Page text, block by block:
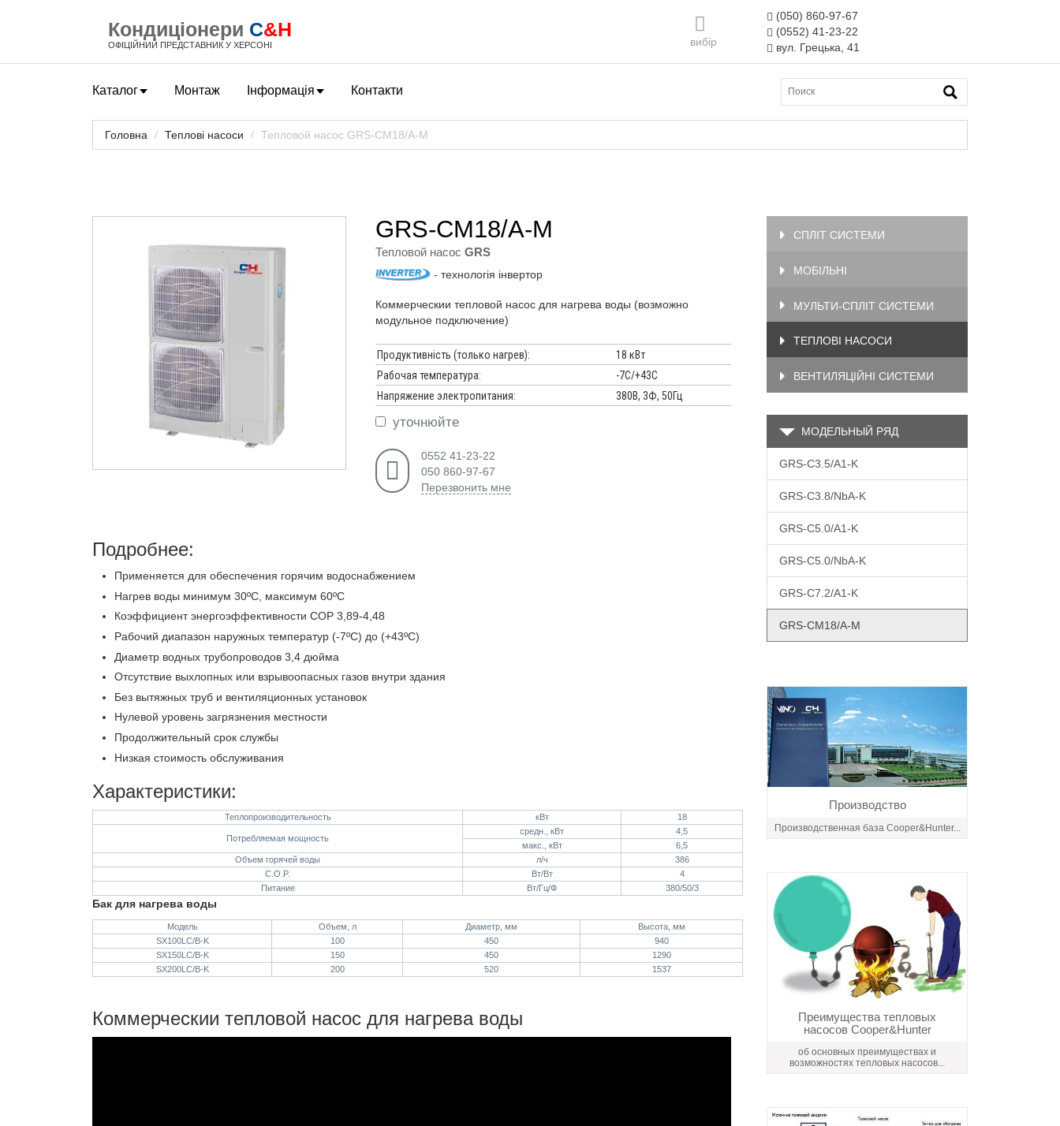
Кондиціонери C&H
ОФІЦІЙНИЙ ПРЕДСТАВНИК У ХЕРСОНІ вибір
(050) 860-97-67
(0552) 41-23-22
вул. Грецька, 41
Каталог Монтаж Інформація Контакти
Головна Теплові насоси Тепловой насос GRS-CM18/A-M
GRS-CM18/A-M
Тепловой насос GRS
- технологія інвертор
Коммерческии тепловой насос для нагрева воды (возможно
модульное подключение)
Продуктивність (только нагрев):
18 кВт
Рабочая температура:
-7С/+43С
Напряжение электропитания:
380В, 3Ф, 50Гц
уточнюйте
0552 41-23-22
050 860-97-67
Перезвонить мне
Подробнее:
Применяется для обеспечения горячим водоснабжением
Нагрев воды минимум 30ºС, максимум 60ºС
Коэффициент энергоэффективности СОР 3,89-4,48
Рабочий диапазон наружных температур (-7ºС) до (+43ºС)
Диаметр водных трубопроводов 3,4 дюйма
Отсутствие выхлопных или взрывоопасных газов внутри здания
Без вытяжных труб и вентиляционных установок
Нулевой уровень загрязнения местности
Продолжительный срок службы
Низкая стоимость обслуживания
Характеристики:
Теплопроизводительность кВт 18
Потребляемая мощность
средн., кВт
4,5
макс., кВт
6,5
Объем горячей воды
л/ч
386
C.O.P.
Вт/Вт
4
Питание
Вт/Гц/Ф 380/50/3
Бак для нагрева воды
Модель Объем, л Диаметр, мм
Высота, мм
SX100LC/B-K
100 450
940
SX150LC/B-K
150 450
1290
SX200LC/B-K
200 520 1537
Коммерческии тепловой насос для нагрева воды
СПЛІТ СИСТЕМИ
МОБІЛЬНІ
МУЛЬТИ-СПЛІТ СИСТЕМИ
ТЕПЛОВІ НАСОСИ
ВЕНТИЛЯЦІЙНІ СИСТЕМИ
МОДЕЛЬНЫЙ РЯД
GRS-C3.5/A1-K
GRS-C3.8/NbA-K
GRS-C5.0/A1-K
GRS-C5.0/NbA-K
GRS-C7.2/A1-K
GRS-CM18/A-M
Производство
Производственная база Cooper&Hunter...
Преимущества тепловых
насосов Cooper&Hunter
об основных преимуществах и
возможностях тепловых насосов...